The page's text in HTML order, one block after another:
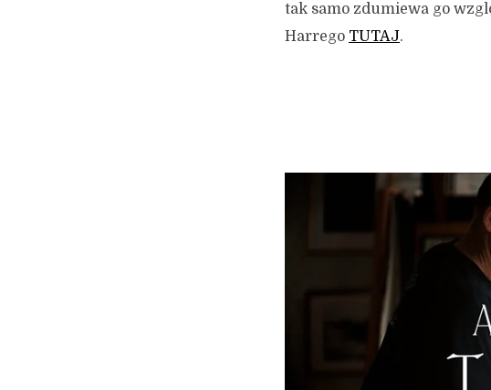
tak samo zdumiewa go
Harrego TUTAJ.